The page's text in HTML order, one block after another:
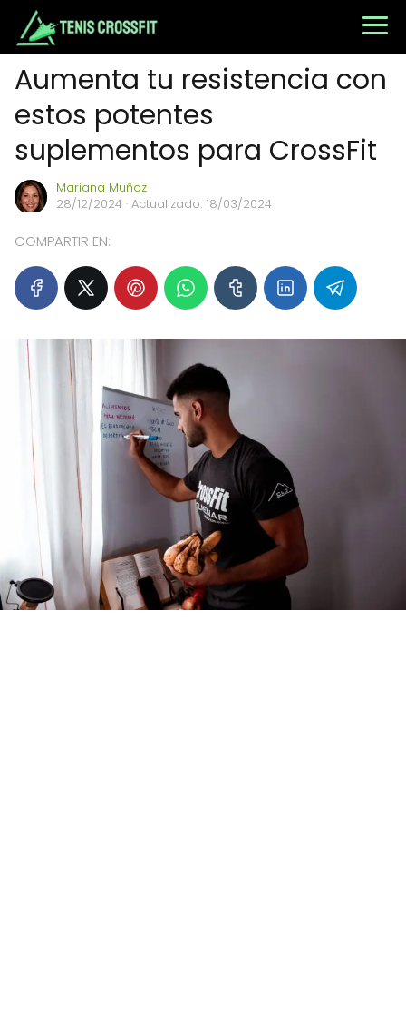
Aumenta tu resistencia con
estos potentes
suplementos para CrossFit
Mariana Muñoz
28/12/2024 · Actualizado: 18/03/2024
COMPARTIR EN: